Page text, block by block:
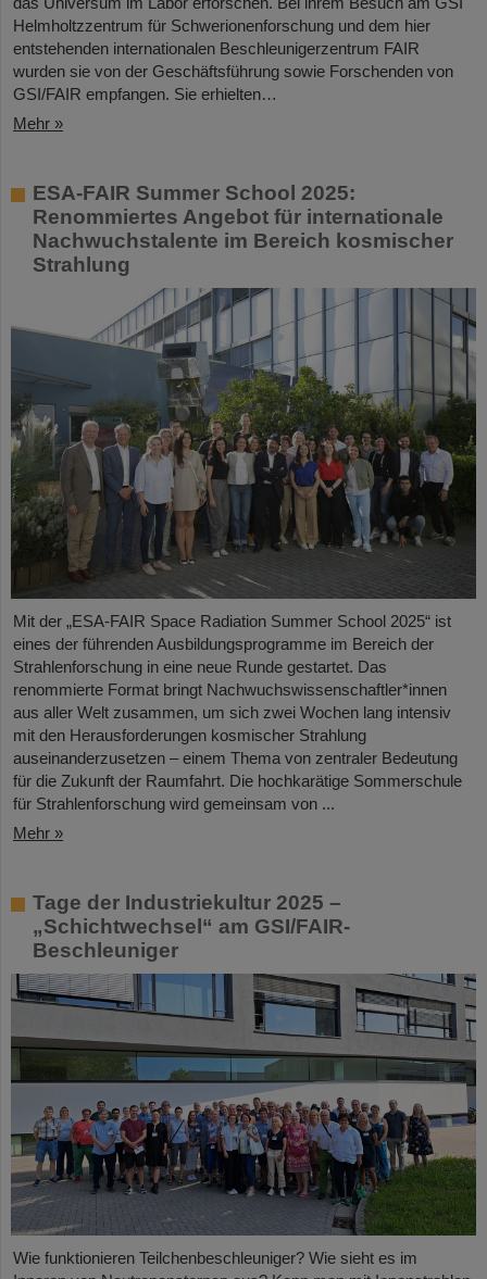
Helmholtzzentrum für Schwerionenforschung und dem hier
entstehenden internationalen Beschleunigerzentrum FAIR
wurden sie von der Geschäftsführung sowie Forschenden von
GSI/FAIR empfangen. Sie erhielten…
Mehr »
ESA-FAIR Summer School 2025:
Renommiertes Angebot für internationale
Nachwuchstalente im Bereich kosmischer
Strahlung
Mit der „ESA-FAIR Space Radiation Summer School 2025“ ist
eines der führenden Ausbildungsprogramme im Bereich der
Strahlenforschung in eine neue Runde gestartet. Das
renommierte Format bringt Nachwuchswissenschaftler*innen
aus aller Welt zusammen, um sich zwei Wochen lang intensiv
mit den Herausforderungen kosmischer Strahlung
auseinanderzusetzen – einem Thema von zentraler Bedeutung
für die Zukunft der Raumfahrt. Die hochkarätige Sommerschule
für Strahlenforschung wird gemeinsam von ...
Mehr »
Tage der Industriekultur 2025 –
„Schichtwechsel“ am GSI/FAIR-
Beschleuniger
Wie funktionieren Teilchenbeschleuniger? Wie sieht es im